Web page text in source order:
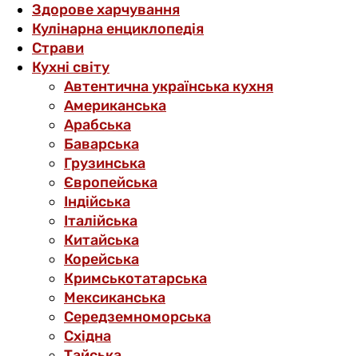
Здорове харчування
Кулінарна енциклопедія
Страви
Кухні світу
Автентична українська кухня
Американська
Арабська
Баварська
Грузинська
Європейська
Індійська
Італійська
Китайська
Корейська
Кримськотатарська
Мексиканська
Середземноморська
Східна